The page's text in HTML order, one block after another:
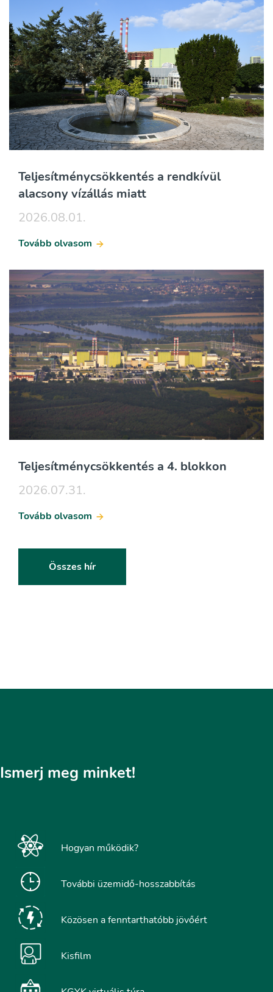
Teljesítménycsökkentés a rendkívül
alacsony vízállás miatt
2026.08.01.
Tovább olvasom
Teljesítménycsökkentés a 4. blokkon
2026.07.31.
Tovább olvasom
Összes hír
Ismerj meg minket!
Hogyan működik?
További üzemidő-hosszabbítás
Közösen a fenntarthatóbb jövőért
Kisfilm